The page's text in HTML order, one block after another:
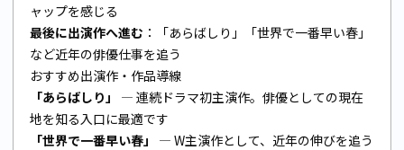
ャップを感じる
最後に出演作へ進む ：「あらばしり」「世界で一番早い春」
など近年の俳優仕事を追う
おすすめ出演作・作品導線
「あらばしり」
— 連続ドラマ初主演作。俳優としての現在
地を知る入口に最適です
「世界で一番早い春」
— W主演作として、近年の伸びを追う